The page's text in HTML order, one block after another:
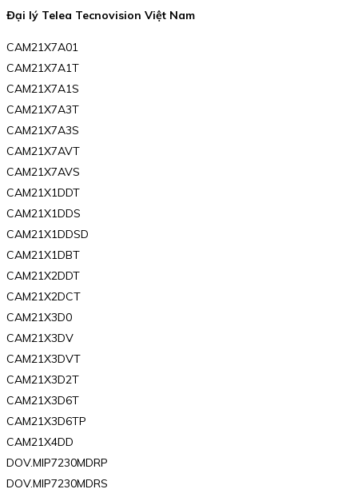
Đại lý Telea Tecnovision Việt Nam
CAM21X7A01
CAM21X7A1T
CAM21X7A1S
CAM21X7A3T
CAM21X7A3S
CAM21X7AVT
CAM21X7AVS
CAM21X1DDT
CAM21X1DDS
CAM21X1DDSD
CAM21X1DBT
CAM21X2DDT
CAM21X2DCT
CAM21X3D0
CAM21X3DV
CAM21X3DVT
CAM21X3D2T
CAM21X3D6T
CAM21X3D6TP
CAM21X4DD
DOV.MIP7230MDRP
DOV.MIP7230MDRS